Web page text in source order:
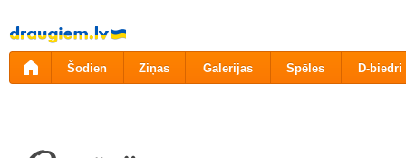
Pāriet
uz
saturu
Šodien Ziņas Galerijas Spēles D-biedri